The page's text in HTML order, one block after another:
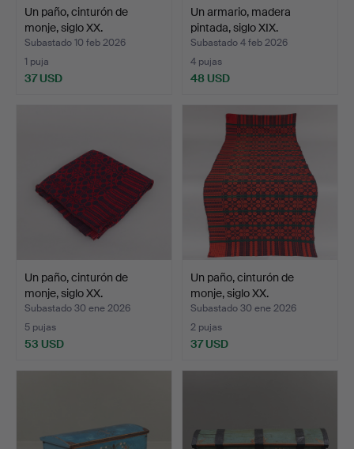
Un paño, cinturón de
monje, siglo XX.
Subastado 10 feb 2026
1 puja
37 USD
Un armario, madera
pintada, siglo XIX.
Subastado 4 feb 2026
4 pujas
48 USD
Un paño, cinturón de
monje, siglo XX.
Subastado 30 ene 2026
5 pujas
53 USD
Un paño, cinturón de
monje, siglo XX.
Subastado 30 ene 2026
2 pujas
37 USD